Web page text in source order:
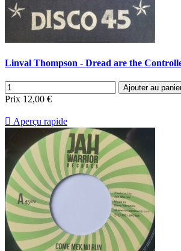
Linval Thompson - Dread are the
Ajouter au
Prix 12,00 €
 Aperçu rapide